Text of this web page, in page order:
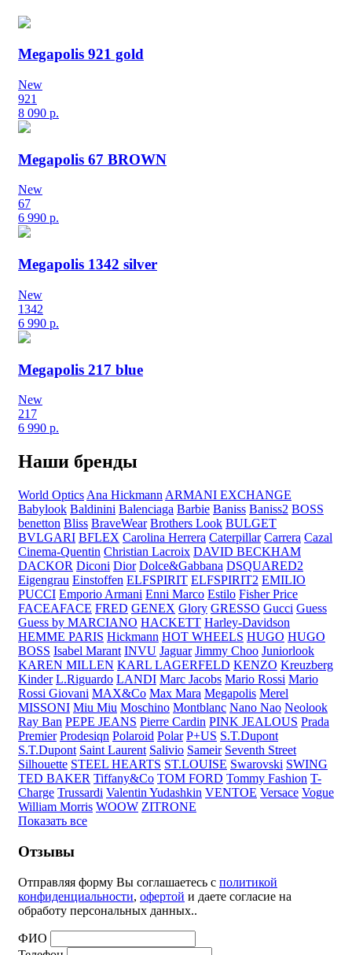
Megapolis 921 gold
New
921
8 090 р.
Megapolis 67 BROWN
New
67
6 990 р.
Megapolis 1342 silver
New
1342
6 990 р.
Megapolis 217 blue
New
217
6 990 р.
Наши бренды
World Optics Ana Hickmann ARMANI EXCHANGE
Babylook Baldinini Balenciaga Barbie Baniss Baniss2 BOSS
benetton Bliss BraveWear Brothers Look BULGET
BVLGARI BFLEX Carolina Herrera Caterpillar Carrera Cazal
Cinema-Quentin Christian Lacroix DAVID BECKHAM
DACKOR Diconi Dior Dolce&Gabbana DSQUARED2
Eigengrau Einstoffen ELFSPIRIT ELFSPIRIT2 EMILIO
PUCCI Emporio Armani Enni Marco Estilo Fisher Price
FACEAFACE FRED GENEX Glory GRESSO Gucci Guess
Guess by MARCIANO HACKETT Harley-Davidson
HEMME PARIS Hickmann HOT WHEELS HUGO HUGO
BOSS Isabel Marant INVU Jaguar Jimmy Choo Juniorlook
KAREN MILLEN KARL LAGERFELD KENZO Kreuzberg
Kinder L.Riguardo LANDI Marc Jacobs Mario Rossi Mario
Rossi Giovani MAX&Co Max Mara Megapolis Merel
MISSONI Miu Miu Moschino Montblanc Nano Nao Neolook
Ray Ban PEPE JEANS Pierre Cardin PINK JEALOUS Prada
Premier Prodesiqn Polaroid Polar P+US S.T.Dupont
S.T.Dupont Saint Laurent Salivio Sameir Seventh Street
Silhouette STEEL HEARTS ST.LOUISE Swarovski SWING
TED BAKER Tiffany&Co TOM FORD Tommy Fashion T-
Charge Trussardi Valentin Yudashkin VENTOE Versace Vogue
William Morris WOOW ZITRONE
Показать все
Отзывы
Отправляя форму Вы соглашаетесь с политикой
конфиденциальности, офертой и даете согласие на
обработу персональных данных..
ФИО